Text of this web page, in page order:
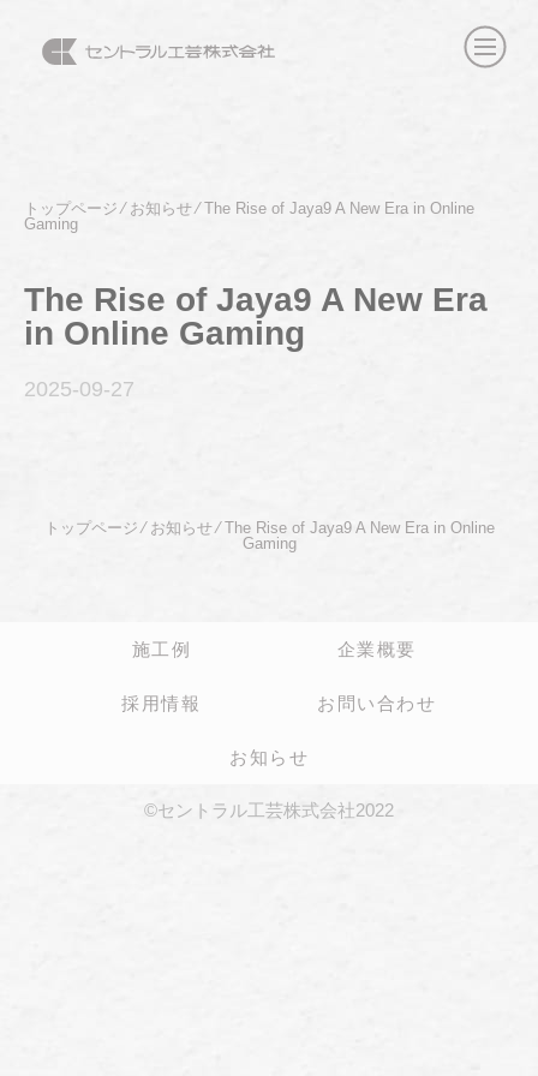
トップページ⁄ お知らせ⁄The Rise of Jaya9 A New Era in Online
Gaming
The Rise of Jaya9 A New Era
in Online Gaming
2025-09-27
トップページ ⁄ お知らせ⁄The Rise of Jaya9 A New Era in Online
Gaming
施工例 企業概要
採用情報 お問い合わせ
お知らせ
©セントラル工芸株式会社2022